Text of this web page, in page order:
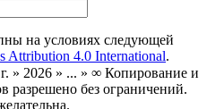
на условиях следующей
Attribution 4.0 International.
» 2026 » ... » ∞ Копирование и
разрешено без ограничений.